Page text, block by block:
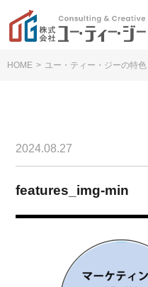
HOME > ユー・ティー・ジーの特色
2024.08.27
features_img-min